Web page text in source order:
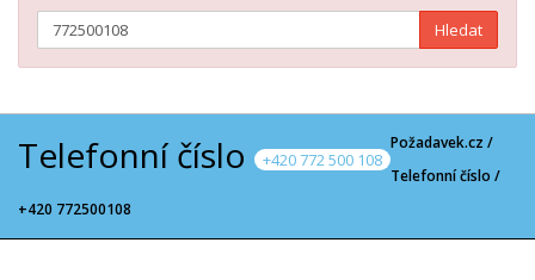
Hledat
Telefonní číslo +420 772 500 108
Požadavek.cz /
Telefonní číslo /
+420 772500108